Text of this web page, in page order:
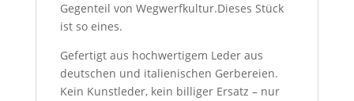
Gegenteil von Wegwerfkultur.Dieses Stück
ist so eines.
Gefertigt aus hochwertigem Leder aus
deutschen und italienischen Gerbereien.
Kein Kunstleder, kein billiger Ersatz – nur